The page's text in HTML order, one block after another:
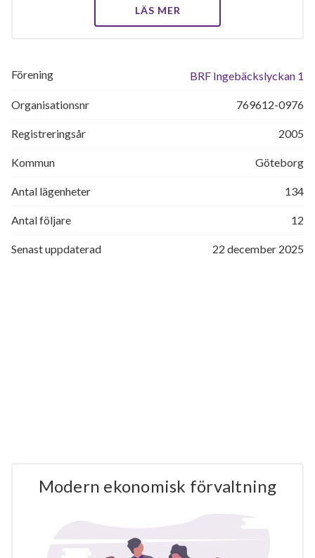
LÄS MER
Förening BRF Ingebäckslyckan 1
Organisationsnr 769612-0976
Registreringsår 2005
Kommun Göteborg
Antal lägenheter 134
Antal följare 12
Senast uppdaterad 22 december 2025
Modern ekonomisk förvaltning